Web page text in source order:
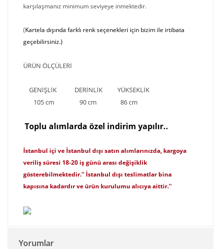
karşılaşmanız minimum seviyeye inmektedir.
(Kartela dışında farklı renk seçenekleri için bizim ile irtibata
geçebilirsiniz.)
ÜRÜN ÖLÇÜLERİ
GENİŞLİK DERİNLİK YÜKSEKLİK
105 cm 90 cm 86 cm
Toplu alımlarda özel indirim yapılır..
İstanbul içi ve İstanbul dışı satın alımlarınızda, kargoya
veriliş süresi 18-20 iş günü arası değişiklik
gösterebilmektedir.'' İstanbul dışı teslimatlar bina
kapısına kadardır ve ürün kurulumu alıcıya aittir.''
Yorumlar